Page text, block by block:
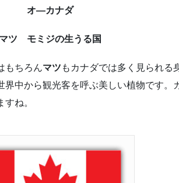
オ―カナダ
マツ モミジの生うる国
もちろんマツ もカナダでは多く見られる
中から観光客を呼ぶ美しい植物です。
ね。